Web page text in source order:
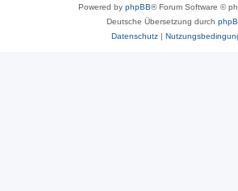
Powered by phpBB® Forum Software ©
Deutsche Übersetzung durch
Datenschutz|